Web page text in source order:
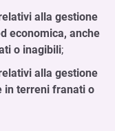
alla gestione
economica, anche
o inagibili;
alla gestione
in terreni franati o